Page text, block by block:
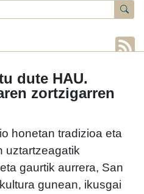
dute HAU.
zortzigarren
honetan tradizioa eta
uztartzeagatik
gaurtik aurrera, San
gunean, ikusgai